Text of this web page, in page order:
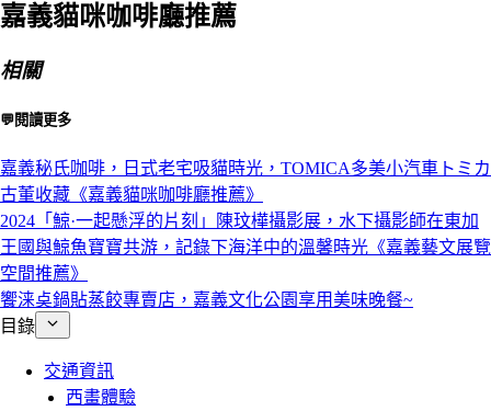
嘉義貓咪咖啡廳推薦
相關
💬閱讀更多
嘉義秘氏咖啡，日式老宅吸貓時光，TOMICA多美小汽車トミカ
古董收藏《嘉義貓咪咖啡廳推薦》
2024「鯨·一起懸浮的片刻」陳玟樺攝影展，水下攝影師在東加
王國與鯨魚寶寶共游，記錄下海洋中的溫馨時光《嘉義藝文展覽
空間推薦》
饗涞奌鍋貼蒸餃專賣店，嘉義文化公園享用美味晚餐~
目錄
交通資訊
西畫體驗